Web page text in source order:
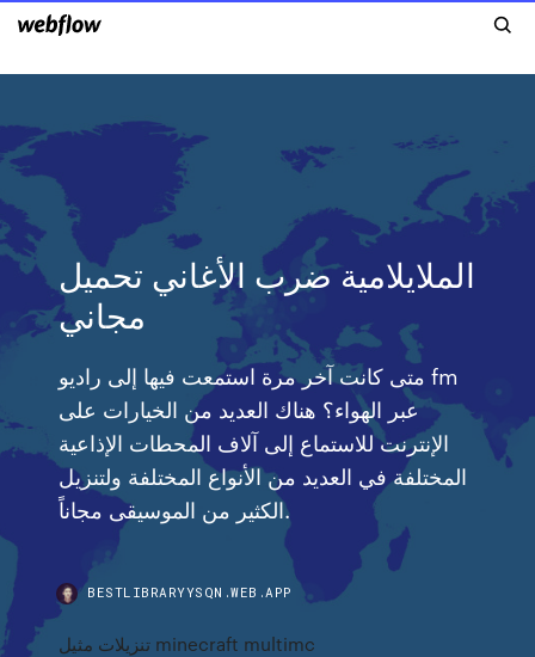
الملايلامية ضرب الأغاني تحميل
مجاني
متى كانت آخر مرة استمعت فيها إلى راديو fm
عبر الهواء؟ هناك العديد من الخيارات على
الإنترنت للاستماع إلى آلاف المحطات الإذاعية
المختلفة في العديد من الأنواع المختلفة ولتنزيل
الكثير من الموسيقى مجاناً.
BESTLIBRARYYSQN.WEB.APP
تنزيلات مثيل minecraft multimc